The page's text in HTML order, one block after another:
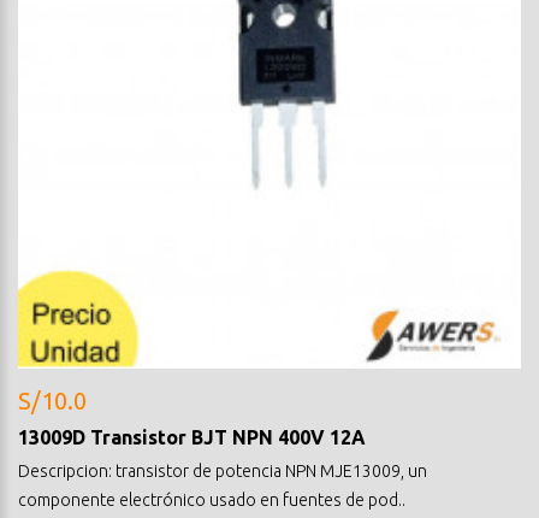
S/10.0
13009D Transistor BJT NPN 400V 12A
Descripcion: transistor de potencia NPN MJE13009, un
componente electrónico usado en fuentes de pod..